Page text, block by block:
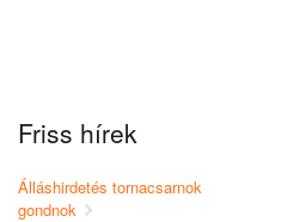
Friss hírek
Álláshirdetés tornacsarnok
gondnok